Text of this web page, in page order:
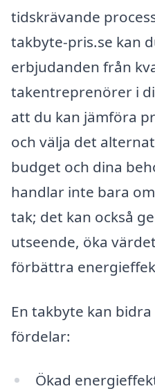
tidskrävande
takbyte-pris.se kan
erbjudanden från
takentreprenörer i
att du kan jämföra
och välja det
budget och dina
handlar inte bara
tak; det kan också
utseende, öka
förbättra
En takbyte kan
fördelar:
Ökad